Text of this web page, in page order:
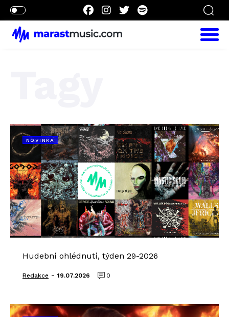
NOVINKA
Hudební ohlédnutí, týden 29-2026
Redakce - 19.07.2026 0